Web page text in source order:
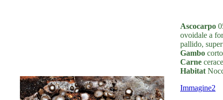
Ascocarpo
ovoidale a
pallido,
Gambo
Carne
Habitat
Immagine2